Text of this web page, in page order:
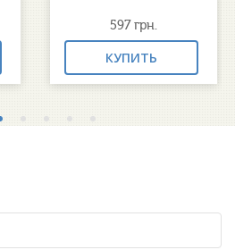
597грн.
КУПИТЬ